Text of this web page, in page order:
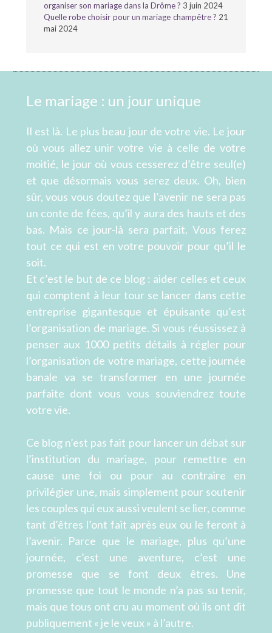
organiser son mariage dans la Drôme ? 3 juin 2024
Quelle robe choisir pour un mariage champêtre ? 21
mai 2024
Le mariage : un jour unique
Il est là. Le plus beau jour de votre vie. Le jour
où vous allez unir votre vie à celle de votre
moitié, le jour où vous cesserez d’être seul(e)
et que désormais vous serez deux. Oh, bien
sûr, vous vous doutez que l’avenir ne sera pas
un conte de fées, qu’il y aura des hauts et des
bas. Mais ce jour-là sera parfait. Vous ferez
tout ce qui est en votre pouvoir pour qu’il le
soit.
Et c’est le but de ce blog : aider celles et ceux
qui comptent à leur tour se lancer dans cette
entreprise gigantesque et épuisante qu’est
l’organisation de mariage. Si vous réussissez à
penser aux 1000 petits détails à régler pour
l’organisation de votre mariage, cette journée
banale va se transformer en une journée
parfaite dont vous vous souviendrez toute
votre vie.
Ce blog n’est pas fait pour lancer un débat sur
l’institution du mariage, pour remettre en
cause une foi ou pour au contraire en
privilégier une, mais simplement pour soutenir
les couples qui eux aussi veulent se lier, comme
tant d’êtres l’ont fait après eux ou le feront à
l’avenir. Parce que le mariage, plus qu’une
journée, c’est une aventure, c’est une
promesse que se font deux êtres. Une
promesse que tout le monde n’a pas su tenir,
mais que tous ont cru au moment où ils ont dit
publiquement « je le veux » à l’autre.